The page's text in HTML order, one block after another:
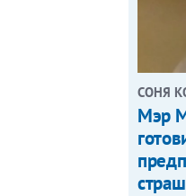
СОНЯ
Мэр